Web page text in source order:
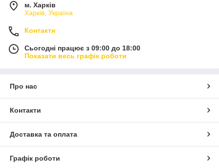
м. Харків
Харків, Україна
Контакти
Сьогодні працює з 09:00 до 18:00
Показати весь графік роботи
Про нас
Контакти
Доставка та оплата
Графік роботи